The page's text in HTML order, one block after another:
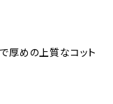
厚めの上質なコット